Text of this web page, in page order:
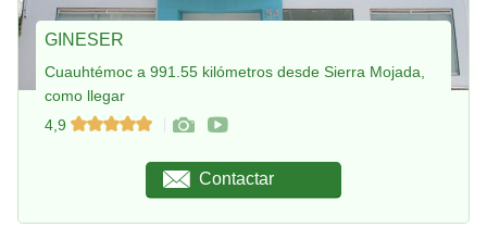
GINESER
Cuauhtémoc a 991.55 kilómetros desde Sierra Mojada,
como llegar
4,9
Contactar